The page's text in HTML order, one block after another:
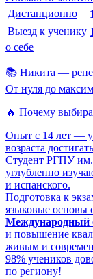
Дистанционно
Выезд к ученику
о себе
📚 Никита —
От нуля до
🔥 Почему
Опыт с 14 лет —
возраста
Студент РГПУ им.
углубленно
и испанского.
Подготовка к
языковые основы
Международный
и повышение
живым и
98% учеников
по региону!